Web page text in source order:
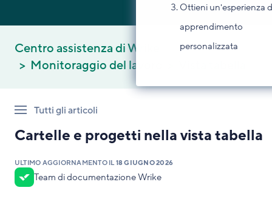
Ottieni un'esperienza
apprendimento
personalizzata
Centro assistenza di Wrike
Monitoraggio del lavoro
Tutti gli articoli
Cartelle e progetti nella vista tabella
ULTIMO AGGIORNAMENTO IL 18 GIUGNO 2026
Team di documentazione Wrike